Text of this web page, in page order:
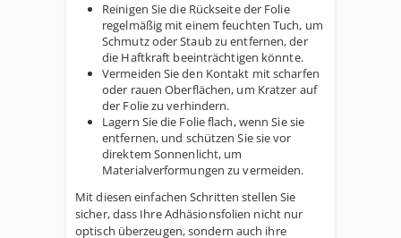
Reinigen Sie die Rückseite der Folie
regelmäßig mit einem feuchten Tuch, um
Schmutz oder Staub zu entfernen, der
die Haftkraft beeinträchtigen könnte.
Vermeiden Sie den Kontakt mit scharfen
oder rauen Oberflächen, um Kratzer auf
der Folie zu verhindern.
Lagern Sie die Folie flach, wenn Sie sie
entfernen, und schützen Sie sie vor
direktem Sonnenlicht, um
Materialverformungen zu vermeiden.
Mit diesen einfachen Schritten stellen Sie
sicher, dass Ihre Adhäsionsfolien nicht nur
optisch überzeugen, sondern auch ihre